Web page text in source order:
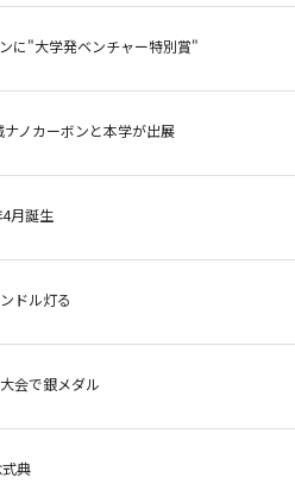
に"大学発ベンチャー特別賞"
ナノカーボンと本学が出展
月誕生
ドル灯る
会で銀メダル
典